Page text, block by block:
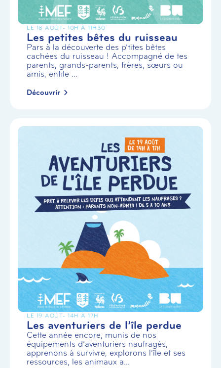
LE 18 AOÛT- 10H À 11H30
Les petites bêtes du ruisseau
Pars à la découverte des p’tites bêtes
cachées du ruisseau ! Accompagné de tes
parents, grands-parents, frères, sœurs ou
amis, enfile ...
Découvrir
LE 19 AOÛT- 14H À 17H
Les aventuriers de l’île perdue
Cette année encore, munis de nos
équipements d’aventuriers naufragés,
apprenons à survivre, explorons l’île et ses
ressources, les animaux a...